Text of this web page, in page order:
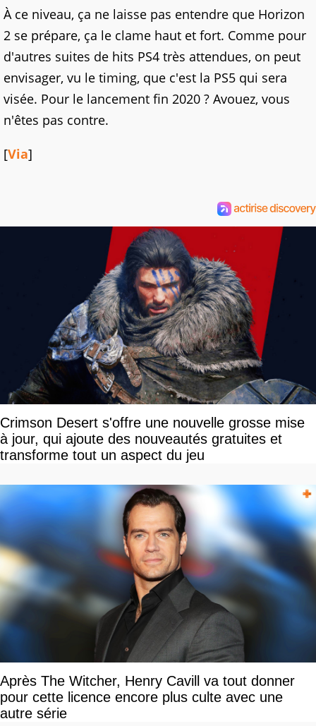
À ce niveau, ça ne laisse pas entendre que Horizon
2 se prépare, ça le clame haut et fort. Comme pour
d'autres suites de hits PS4 très attendues, on peut
envisager, vu le timing, que c'est la PS5 qui sera
visée. Pour le lancement fin 2020 ? Avouez, vous
n'êtes pas contre.
[Via]
Crimson Desert s'offre une nouvelle grosse mise
à jour, qui ajoute des nouveautés gratuites et
transforme tout un aspect du jeu
Après The Witcher, Henry Cavill va tout donner
pour cette licence encore plus culte avec une
autre série